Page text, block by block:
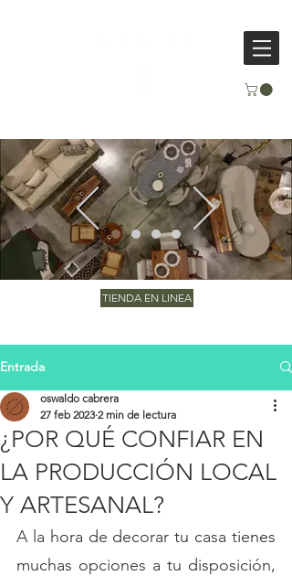
TIENDA EN LINEA
Entrada
¿POR QUÉ CONFIAR EN
LA PRODUCCIÓN LOCAL
Y ARTESANAL?
oswaldo cabrera
27 feb 2023 2 min de lectura
A la hora de decorar tu casa tienes
muchas opciones a tu disposición,